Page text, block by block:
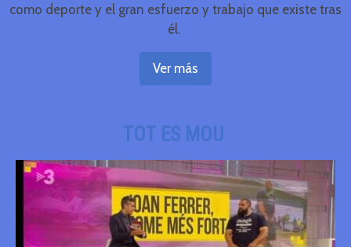
como deporte y el gran esfuerzo y trabajo que existe tras
él.
Ver más
TOT ES MOU